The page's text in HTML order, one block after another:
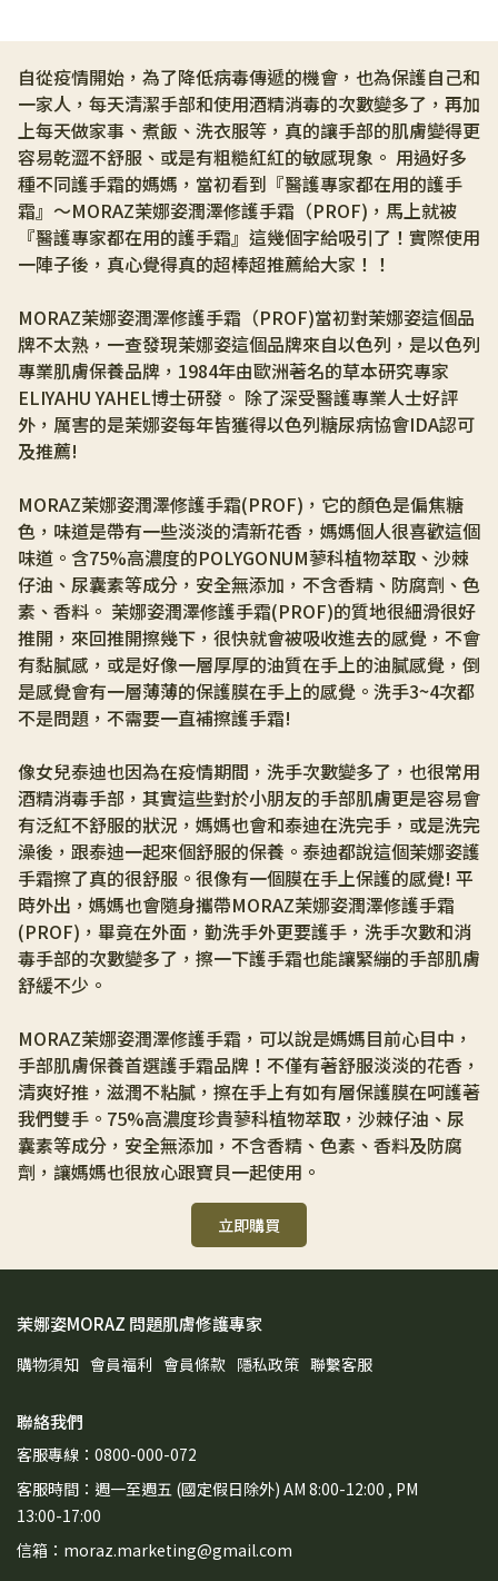
自從疫情開始，為了降低病毒傳遞的機會，也為保護自己和
一家人，每天清潔手部和使用酒精消毒的次數變多了，再加
上每天做家事、煮飯、洗衣服等，真的讓手部的肌膚變得更
容易乾澀不舒服、或是有粗糙紅紅的敏感現象。 用過好多
種不同護手霜的媽媽，當初看到『醫護專家都在用的護手
霜』～MORAZ茉娜姿潤澤修護手霜（PROF)，馬上就被
『醫護專家都在用的護手霜』這幾個字給吸引了！實際使用
一陣子後，真心覺得真的超棒超推薦給大家！！
MORAZ茉娜姿潤澤修護手霜（PROF)當初對茉娜姿這個品
牌不太熟，一查發現茉娜姿這個品牌來自以色列，是以色列
專業肌膚保養品牌，1984年由歐洲著名的草本研究專家
ELIYAHU YAHEL博士研發。 除了深受醫護專業人士好評
外，厲害的是茉娜姿每年皆獲得以色列糖尿病協會IDA認可
及推薦!
MORAZ茉娜姿潤澤修護手霜(PROF)，它的顏色是偏焦糖
色，味道是帶有一些淡淡的清新花香，媽媽個人很喜歡這個
味道。含75%高濃度的POLYGONUM蓼科植物萃取、沙棘
仔油、尿囊素等成分，安全無添加，不含香精、防腐劑、色
素、香料。 茉娜姿潤澤修護手霜(PROF)的質地很細滑很好
推開，來回推開擦幾下，很快就會被吸收進去的感覺，不會
有黏膩感，或是好像一層厚厚的油質在手上的油膩感覺，倒
是感覺會有一層薄薄的保護膜在手上的感覺。洗手3~4次都
不是問題，不需要一直補擦護手霜!
像女兒泰迪也因為在疫情期間，洗手次數變多了，也很常用
酒精消毒手部，其實這些對於小朋友的手部肌膚更是容易會
有泛紅不舒服的狀況，媽媽也會和泰迪在洗完手，或是洗完
澡後，跟泰迪一起來個舒服的保養。泰迪都說這個茉娜姿護
手霜擦了真的很舒服。很像有一個膜在手上保護的感覺! 平
時外出，媽媽也會隨身攜帶MORAZ茉娜姿潤澤修護手霜
(PROF)，畢竟在外面，勤洗手外更要護手，洗手次數和消
毒手部的次數變多了，擦一下護手霜也能讓緊繃的手部肌膚
舒緩不少。
MORAZ茉娜姿潤澤修護手霜，可以說是媽媽目前心目中，
手部肌膚保養首選護手霜品牌！不僅有著舒服淡淡的花香，
清爽好推，滋潤不粘膩，擦在手上有如有層保護膜在呵護著
我們雙手。75%高濃度珍貴蓼科植物萃取，沙棘仔油、尿
囊素等成分，安全無添加，不含香精、色素、香料及防腐
劑，讓媽媽也很放心跟寶貝一起使用。
立即購買
茉娜姿MORAZ 問題肌膚修護專家
購物須知 會員福利 會員條款 隱私政策 聯繫客服
聯絡我們
客服專線：0800-000-072
客服時間：週一至週五 (國定假日除外) AM 8:00-12:00 , PM
13:00-17:00
信箱：moraz.marketing@gmail.com